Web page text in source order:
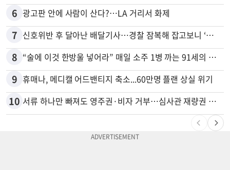
6 광고판 안에 사람이 산다?…LA 거리서 화제
7 신호위반 후 달아난 배달기사…경찰 잠복해 잡고보니 ‘반전’
8 “술에 이것 한방울 넣어라” 매일 소주 1병 까는 91세의 철칙
9 휴매나, 메디캘 어드밴티지 축소...60만명 플랜 상실 위기
10 서류 하나만 빠져도 영주권·비자 거부…심사관 재량권 대폭 확대